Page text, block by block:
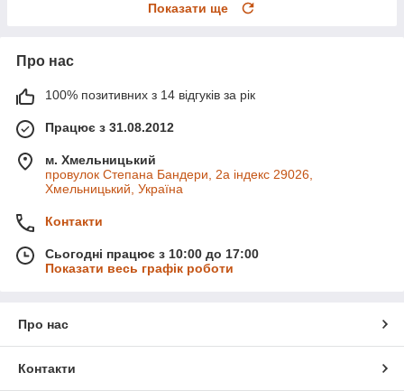
Показати ще
Про нас
100% позитивних з 14 відгуків за рік
Працює з 31.08.2012
м. Хмельницький
провулок Степана Бандери, 2a індекс 29026,
Хмельницький, Україна
Контакти
Сьогодні працює з 10:00 до 17:00
Показати весь графік роботи
Про нас
Контакти